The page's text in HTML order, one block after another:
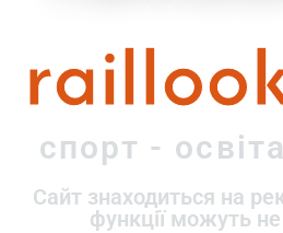
спорт -
Сайт знаходиться на
функції можуть